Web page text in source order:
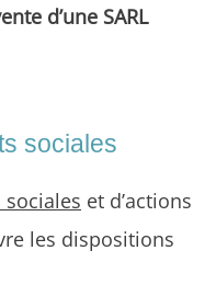
d’une SARL
sociales
et d’actions
les dispositions